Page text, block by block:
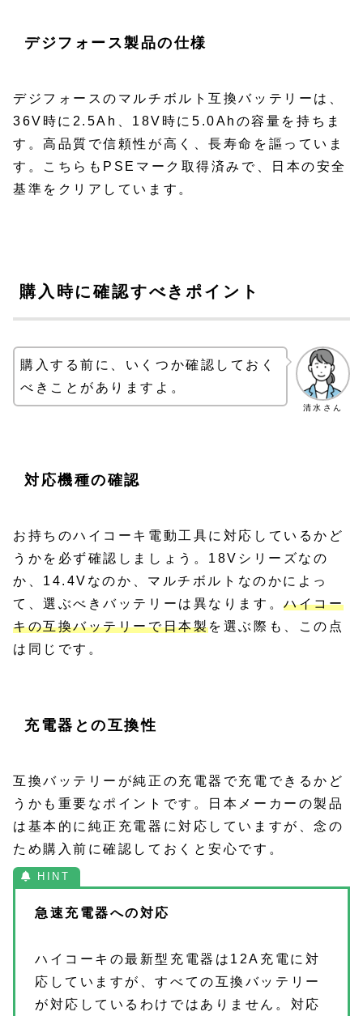
デジフォース製品の仕様
デジフォースのマルチボルト互換バッテリーは、
36V時に2.5Ah、18V時に5.0Ahの容量を持ちま
す。高品質で信頼性が高く、長寿命を謳っていま
す。こちらもPSEマーク取得済みで、日本の安全
基準をクリアしています。
購入時に確認すべきポイント
清水さん
購入する前に、いくつか確認しておく
べきことがありますよ。
対応機種の確認
お持ちのハイコーキ電動工具に対応しているかど
うかを必ず確認しましょう。18Vシリーズなの
か、14.4Vなのか、マルチボルトなのかによっ
て、選ぶべきバッテリーは異なります。ハイコー
キの互換バッテリーで日本製を選ぶ際も、この点
は同じです。
充電器との互換性
互換バッテリーが純正の充電器で充電できるかど
うかも重要なポイントです。日本メーカーの製品
は基本的に純正充電器に対応していますが、念の
ため購入前に確認しておくと安心です。
急速充電器への対応
ハイコーキの最新型充電器は12A充電に対
応していますが、すべての互換バッテリー
が対応しているわけではありません。対応